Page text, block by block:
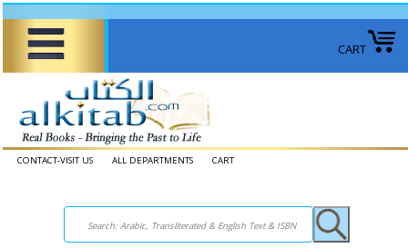
CART
CONTACT-VISIT US ALL DEPARTMENTS CART